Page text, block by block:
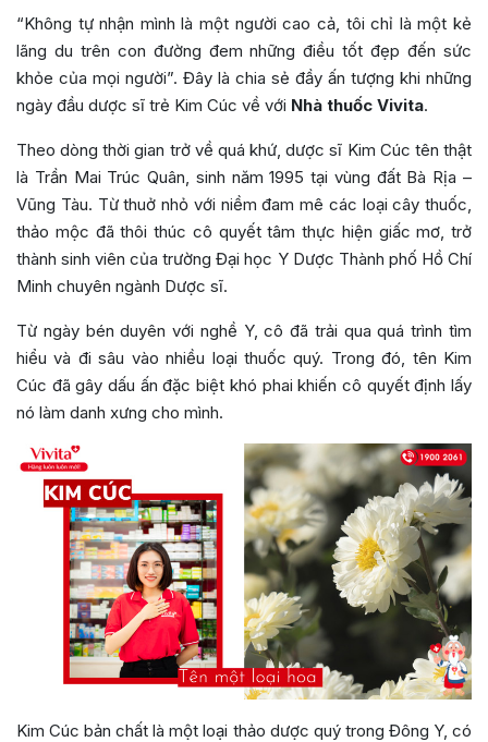
“Không tự nhận mình là một người cao cả, tôi chỉ là một kẻ
lãng du trên con đường đem những điều tốt đẹp đến sức
khỏe của mọi người”. Đây là chia sẻ đầy ấn tượng khi những
ngày đầu dược sĩ trẻ Kim Cúc về với Nhà thuốc Vivita.
Theo dòng thời gian trở về quá khứ, dược sĩ Kim Cúc tên thật
là Trần Mai Trúc Quân, sinh năm 1995 tại vùng đất Bà Rịa –
Vũng Tàu. Từ thuở nhỏ với niềm đam mê các loại cây thuốc,
thảo mộc đã thôi thúc cô quyết tâm thực hiện giấc mơ, trở
thành sinh viên của trường Đại học Y Dược Thành phố Hồ Chí
Minh chuyên ngành Dược sĩ.
Từ ngày bén duyên với nghề Y, cô đã trải qua quá trình tìm
hiểu và đi sâu vào nhiều loại thuốc quý. Trong đó, tên Kim
Cúc đã gây dấu ấn đặc biệt khó phai khiến cô quyết định lấy
nó làm danh xưng cho mình.
Kim Cúc bản chất là một loại thảo dược quý trong Đông Y, có